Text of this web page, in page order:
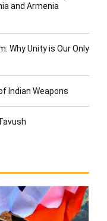
and Armenia
Why Unity is Our Only
Indian Weapons